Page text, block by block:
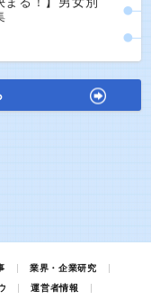
業界・企業研究
運営者情報